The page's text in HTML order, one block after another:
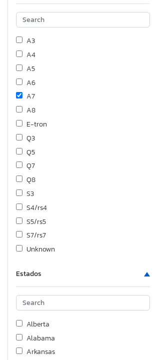
A3
A4
A5
A6
A7
A8
E-tron
Q3
Q5
Q7
Q8
S3
S4/rs4
S5/rs5
S7/rs7
Unknown
Estados
Alberta
Alabama
Arkansas